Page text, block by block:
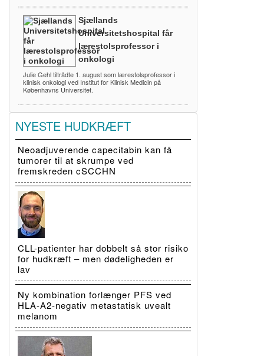
Sjællands
Universitetshospital får
lærestolsprofessor i
onkologi
Julie Gehl tiltrådte 1. august som lærestolsprofessor i
klinisk onkologi ved Institut for Klinisk Medicin på
Københavns Universitet.
NYESTE HUDKRÆFT
Neoadjuverende capecitabin kan få
tumorer til at skrumpe ved
fremskreden cSCCHN
CLL-patienter har dobbelt så stor risiko
for hudkræft – men dødeligheden er
lav
Ny kombination forlænger PFS ved
HLA-A2-negativ metastatisk uvealt
melanom